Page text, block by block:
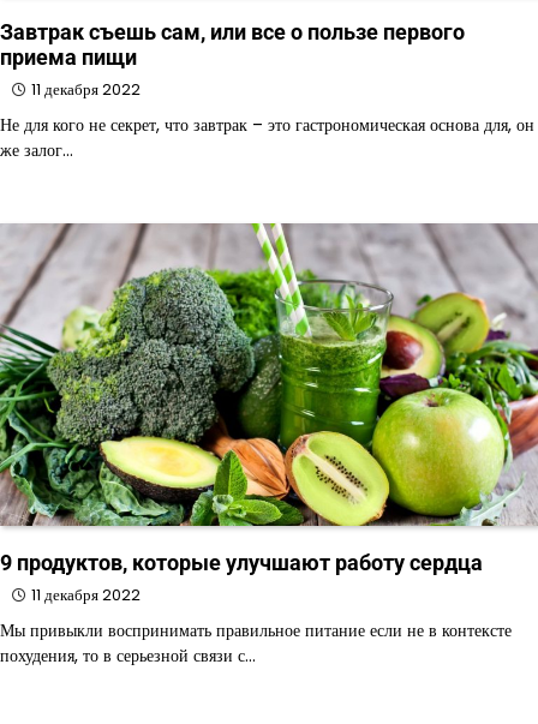
Завтрак съешь сам, или все о пользе первого
приема пищи
11 декабря 2022
Не для кого не секрет, что завтрак – это гастрономическая основа для, он
же залог…
9 продуктов, которые улучшают работу сердца
11 декабря 2022
Мы привыкли воспринимать правильное питание если не в контексте
похудения, то в серьезной связи с…